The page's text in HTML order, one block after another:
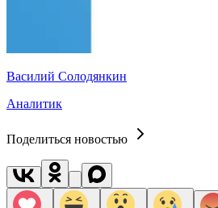
Василий Солодянкин
Аналитик
Поделиться новостью